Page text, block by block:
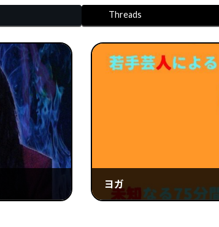
Threads
ヨガ